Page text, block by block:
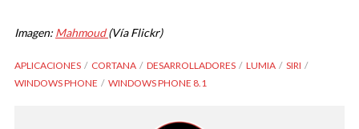
Imagen: Mahmoud(Vía Flickr)
APLICACIONES CORTANA DESARROLLADORES LUMIA
SIRI
WINDOWS PHONE
WINDOWS PHONE 8.1